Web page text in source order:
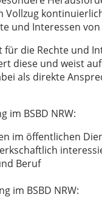
und Interessen
die Rechte und
diese und weist
als direkte
im BSBD NRW:
im öffentlichen
Beruf
im BSBD NRW: